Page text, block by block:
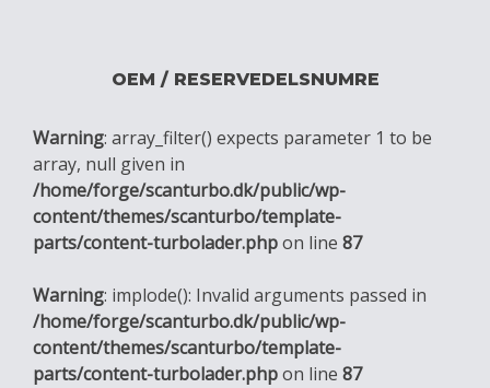
OEM / RESERVEDELSNUMRE
Warning: array_filter() expects parameter 1 to be
array, null given in
/home/forge/scanturbo.dk/public/wp-
content/themes/scanturbo/template-
parts/content-turbolader.phpon line 87
Warning: implode(): Invalid arguments passed in
/home/forge/scanturbo.dk/public/wp-
content/themes/scanturbo/template-
parts/content-turbolader.phpon line 87